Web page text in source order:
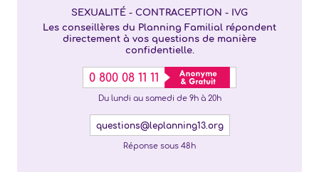
SEXUALITÉ - CONTRACEPTION - IVG
Les conseillères du Planning Familial répondent
directement à vos questions de manière
confidentielle.
0 800 08 11 11
Du lundi au samedi de 9h à 20h
questions@leplanning13.org
Réponse sous 48h